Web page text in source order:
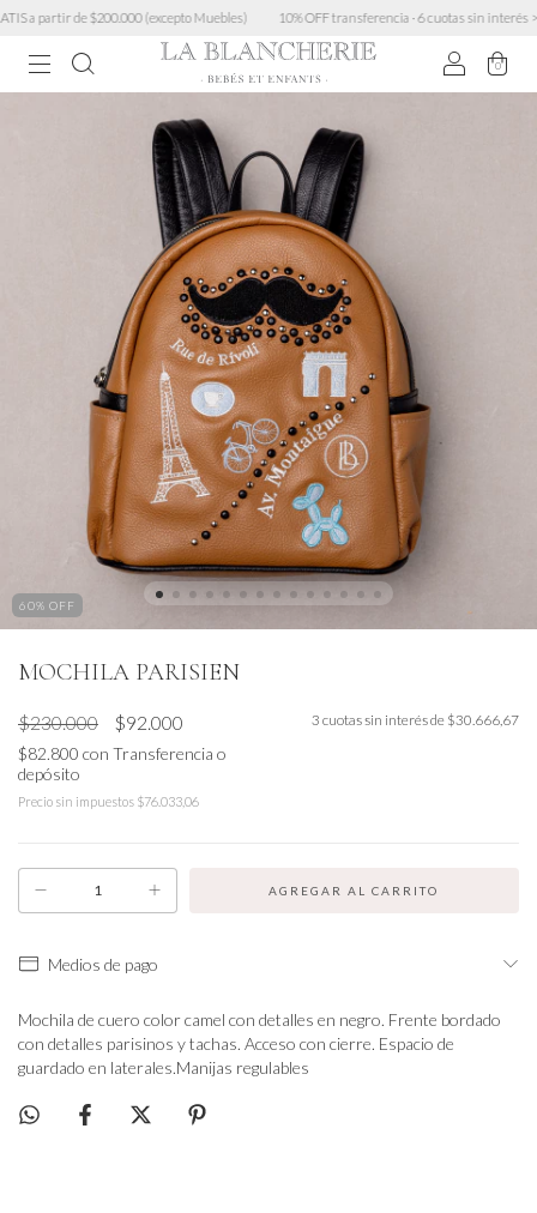
partir de $200.000 (excepto Muebles) 10% OFF transferencia · 6 cuotas sin interés >
0
60% OFF
MOCHILA PARISIEN
$230.000 $92.000
$82.800 con Transferencia o
depósito
Precio sin impuestos $76.033,06
3 cuotas sin interés de $30.666,67
Medios de pago
Mochila de cuero color camel con detalles en negro. Frente bordado
con detalles parisinos y tachas. Acceso con cierre. Espacio de
guardado en laterales.Manijas regulables